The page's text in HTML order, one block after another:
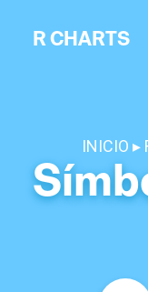
R CHARTS
INICIO